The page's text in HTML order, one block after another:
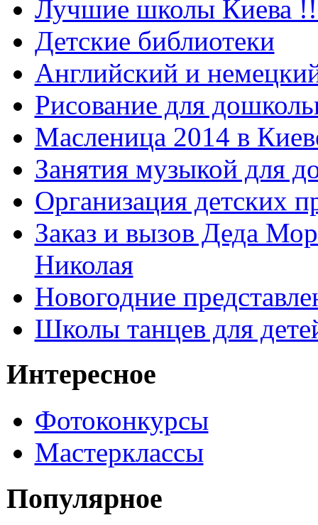
Лучшие школы Киева
Детские библиотеки
Английский и
Рисование для
Масленица 2014 в
Занятия музыкой для
Организация детских
Заказ и вызов Деда
Николая
Новогодние
Школы танцев для
Интересное
Фотоконкурсы
Мастерклассы
Популярное